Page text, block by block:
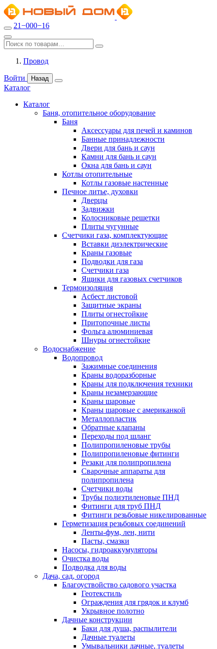
21−000−16
Провод
Войти Назад
Каталог
Каталог
Баня, отопительное оборудование
Баня
Аксессуары для печей и каминов
Банные принадлежности
Двери для бань и саун
Камни для бань и саун
Окна для бань и саун
Котлы отопительные
Котлы газовые настенные
Печное литье, духовки
Дверцы
Задвижки
Колосниковые решетки
Плиты чугунные
Счетчики газа, комплектующие
Вставки диэлектрические
Краны газовые
Подводки для газа
Счетчики газа
Ящики для газовых счетчиков
Термоизоляция
Асбест листовой
Защитные экраны
Плиты огнестойкие
Притопочные листы
Фольга алюминиевая
Шнуры огнестойкие
Водоснабжение
Водопровод
Зажимные соединения
Краны водоразборные
Краны для подключения техники
Краны незамерзающие
Краны шаровые
Краны шаровые с американкой
Металлопластик
Обратные клапаны
Переходы под шланг
Полипропиленовые трубы
Полипропиленовые фитинги
Резаки для полипропилена
Сварочные аппараты для
полипропилена
Счетчики воды
Трубы полиэтиленовые ПНД
Фитинги для труб ПНД
Фитинги резьбовые никелированные
Герметизация резьбовых соединений
Ленты-фум, лен, нити
Пасты, смазки
Насосы, гидроаккумуляторы
Очистка воды
Подводка для воды
Дача, сад, огород
Благоуствойство садового участка
Геотекстиль
Ограждения для грядок и клумб
Укрывное полотно
Дачные конструкции
Баки для душа, распылители
Дачные туалеты
Умывальники дачные, туалеты